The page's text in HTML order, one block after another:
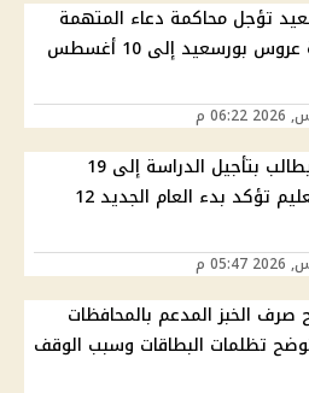
تؤجل محاكمة دعاء المتهمة
بقتل فاطمة عروس بورسعيد إلى 10 أغسطس
خبير تربوي يطالب بتأجيل الدراسة إلى 19
سبتمبر والتعليم تؤكد بدء العام الجديد 12
صرف الخبز المدعم بالمحافظات
تظلمات البطاقات وسبب الوقف